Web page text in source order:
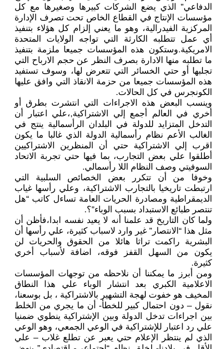
الدفاعي” الذي يضع الشركات كبيرها وصغيرها مع كل
مؤسسات الإنتاج في القطاع الخاص تحت تصرف الإدارة
المركزية الفيدرالية، وهو ما يعني إلزام كل هؤلاء بتنفيذ
أي عمل تتطلبه الكارثة التي تواجه الولايات المتحدة
الامريكية.وستكون هذه المؤسسات جميعا ملزمة بتنفيذ
ما تطلبه منها الادارة بصرف النظر عن حجم الارباح التي
تجلبها أو حتي الخسائر التي تتعرض لها، وسوف تستفيد
هذه المؤسسات جميعا من حزمة الانقاذ التي وافق عليها
الكونجرس في كل الحالات.
وينسب البعض هذه الاجراءات التي انتشرت بطرق أو
أخري في العالم أجمع إلي الاشتراكية,،علي اعتبار أن
التدخل المتزايد للدولة في البلدان الرأسمالية ينتج في
الغالب الأعم نظام رأسمالية الدولة الذي غالبا ما يكون
اقرب إلي الاشتراكية حتي أن المنظرين الاشتراكيين
أطلقوا علي بعض التجارب، بما فيها حتي تجربة الاتحاد
السوفيتي وصف النظام اللا رأسمالي.
وخوفا من أن تتكرر بعض الخصائص السلبية التي
ارتبطت تاريخيا بالتجارب الاشتراكية، وعلي رأسها غياب
الديمقراطية ومصادرة الحريات العامة تساءل كاتب “هل
تنتصر طبائع الاستبداد بسبب الوباء”؟.
ولما كان التاريخ قد علمنا أنه لا يعيد نفسه ابدا،فأظن أن
مثل هذا “الانتصار” غير وارد لاسباب كثيرة، علي رأسها أن
البشرية راكمت تراثا هائلا من الحقوق والحريات لن
يكون من السهل القفز فوقه، اضافة لأسباب أخري
كثيرة.
ومن أبرز ما يمكننا أن نلاحظه من توجهات المؤسسات
الاعلامية الكبري بعد انتشار الوباء علي هذا النطاق
المخيف هو خفوت لهجة التشهير بالاشتراكية ، بل بوسعنا،
نقول – دون احتمال كبير للخطأ- أن ما يجري من الخلط
بين اجراءات تدخل الدولة وبين الإشتراكية ينطوي ضمنيا
علي رد اعتبار للإشتراكية في الوعي الجمعي، وهو الوعي
الذي لم ينتظر الإعلام حتي يعبر عن تطلع غلاب – علي